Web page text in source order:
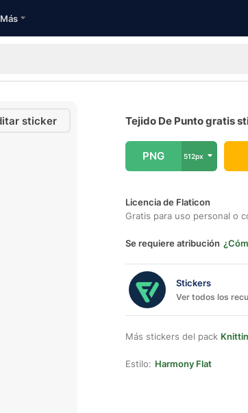
Más
sticker Tejido De Punto gratis
PNG 512px
Licencia de Flaticon
Gratis para uso personal o
Se requiere atribución
Stickers
Ver todos los
Más stickers del pack
Estilo: Harmony Flat